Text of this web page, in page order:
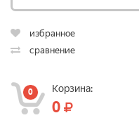
избранное
сравнение
0 Корзина:
0